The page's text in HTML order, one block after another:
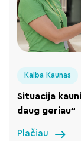
Kalba Kaunas
Situacija
daug geriau“
Plačiau